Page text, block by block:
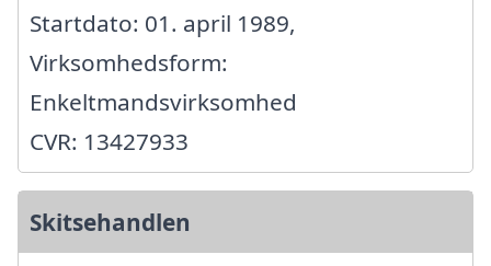
Startdato: 01. april 1989,
Virksomhedsform:
Enkeltmandsvirksomhed
CVR: 13427933
Skitsehandlen